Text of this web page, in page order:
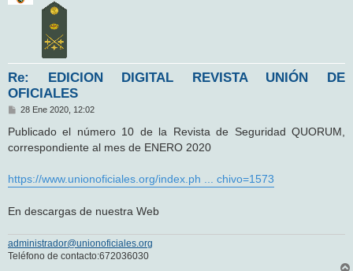
Re: EDICION DIGITAL REVISTA UNIÓN DE
OFICIALES
M
n
a
28 Ene 2020, 12:02
Publicado el número 10 de la Revista de Seguridad QUORUM,
correspondiente al mes de ENERO 2020
https://www.unionoficiales.org/index.ph ... chivo=1573
En descargas de nuestra Web
administrador@unionoficiales.org
Teléfono de contacto:672036030